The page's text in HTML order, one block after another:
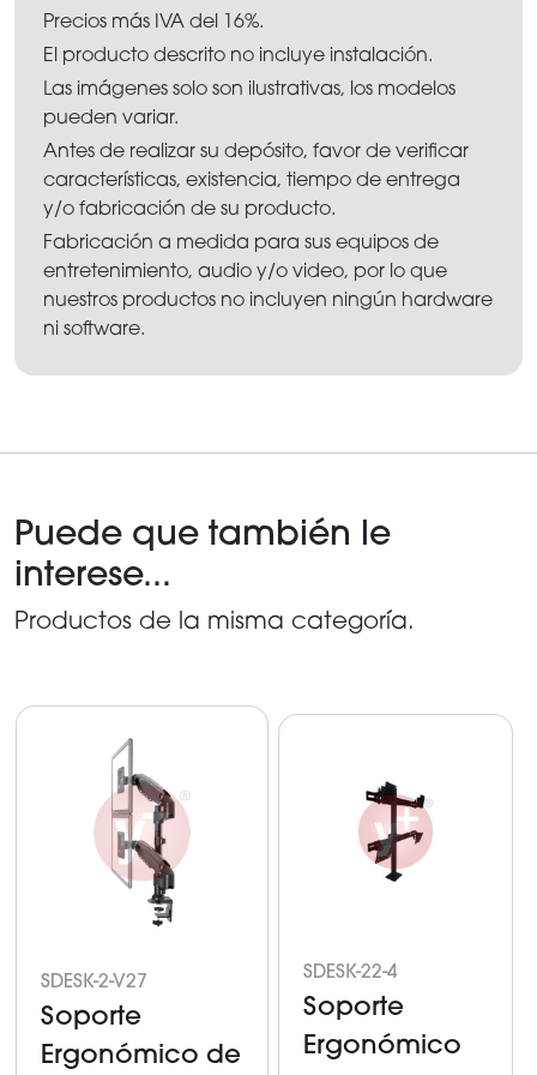
Precios más IVA del 16%.
El producto descrito no incluye instalación.
Las imágenes solo son ilustrativas, los modelos
pueden variar.
Antes de realizar su depósito, favor de verificar
características, existencia, tiempo de entrega
y/o fabricación de su producto.
Fabricación a medida para sus equipos de
entretenimiento, audio y/o video, por lo que
nuestros productos no incluyen ningún hardware
ni software.
Puede que también le
interese...
Productos de la misma categoría.
SDESK-2-V27
Soporte
Ergonómico de
SDESK-22-4
Soporte
Ergonómico